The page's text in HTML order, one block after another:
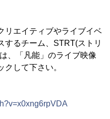
リエイティブやライブイベ
するチーム、STRT(ストリ
、「凡能」のライブ映像
クして下さい。